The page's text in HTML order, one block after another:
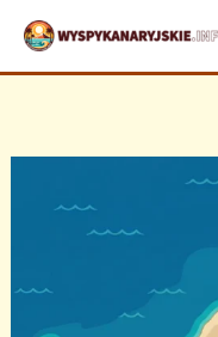
Przejdź
treści